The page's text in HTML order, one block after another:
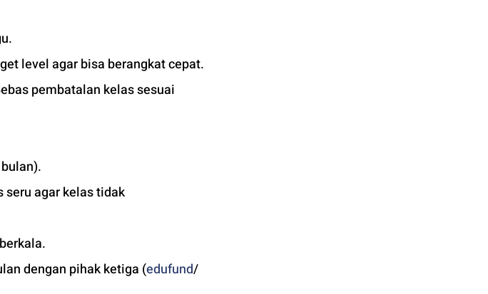
level agar bisa berangkat cepat.
pembatalan kelas sesuai
seru agar kelas tidak
dengan pihak ketiga (edufund/